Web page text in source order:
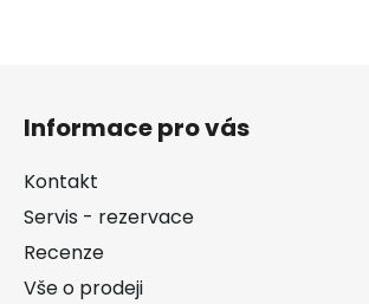
Informace pro vás
Kontakt
Servis - rezervace
Recenze
Vše o prodeji